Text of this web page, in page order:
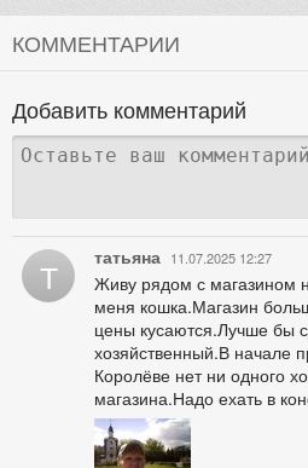
КОММЕНТАРИИ
Добавить комментарий
Т татьяна 11.07.2025 12:27
Живу рядом с магазином
меня кошка.Магазин
цены кусаются.Лучше бы
хозяйственный.В начале
Королёве нет ни одного
магазина.Надо ехать в